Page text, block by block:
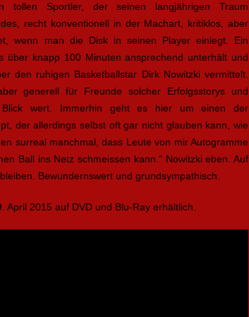
tollen Sportler, der seinen langjährigen Traum
recht konventionell in der Machart, kritiklos, aber
wenn man die Disk in seinen Player einlegt. Ein
über knapp 100 Minuten ansprechend unterhält und
den ruhigen Basketballstar Dirk Nowitzki vermittelt.
generell für Freunde solcher Erfolgsstorys und
Blick wert. Immerhin geht es hier um einen der
der allerdings selbst oft gar nicht glauben kann, wie
surreal manchmal, dass Leute von mir Autogramme
Ball ins Netz schmeissen kann.“ Nowitzki eben. Auf
Bewundernswert und grundsympathisch.
. April 2015 auf DVD und Blu-Ray erhältlich.